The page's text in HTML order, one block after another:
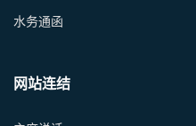
水务通函
网站连结